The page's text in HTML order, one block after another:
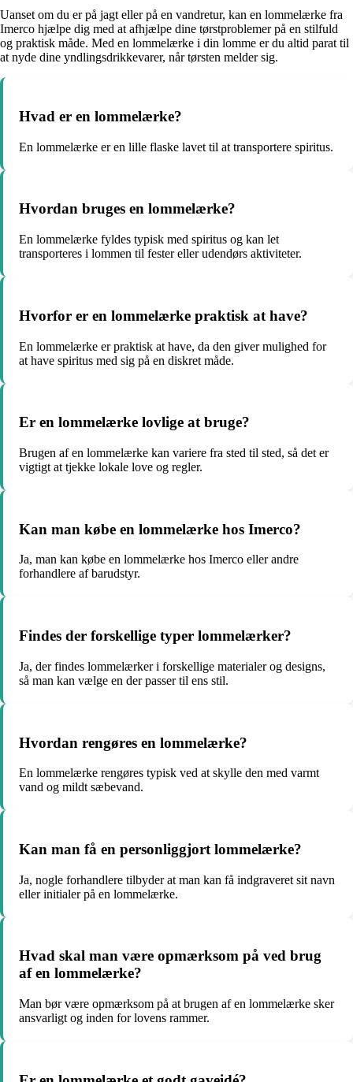
Uanset om du er på jagt eller på en vandretur, kan en lommelærke fra
Imerco hjælpe dig med at afhjælpe dine tørstproblemer på en stilfuld
og praktisk måde. Med en lommelærke i din lomme er du altid parat til
at nyde dine yndlingsdrikkevarer, når tørsten melder sig.
Hvad er en lommelærke?
En lommelærke er en lille flaske lavet til at transportere spiritus.
Hvordan bruges en lommelærke?
En lommelærke fyldes typisk med spiritus og kan let
transporteres i lommen til fester eller udendørs aktiviteter.
Hvorfor er en lommelærke praktisk at have?
En lommelærke er praktisk at have, da den giver mulighed for
at have spiritus med sig på en diskret måde.
Er en lommelærke lovlige at bruge?
Brugen af en lommelærke kan variere fra sted til sted, så det er
vigtigt at tjekke lokale love og regler.
Kan man købe en lommelærke hos Imerco?
Ja, man kan købe en lommelærke hos Imerco eller andre
forhandlere af barudstyr.
Findes der forskellige typer lommelærker?
Ja, der findes lommelærker i forskellige materialer og designs,
så man kan vælge en der passer til ens stil.
Hvordan rengøres en lommelærke?
En lommelærke rengøres typisk ved at skylle den med varmt
vand og mildt sæbevand.
Kan man få en personliggjort lommelærke?
Ja, nogle forhandlere tilbyder at man kan få indgraveret sit navn
eller initialer på en lommelærke.
Hvad skal man være opmærksom på ved brug
af en lommelærke?
Man bør være opmærksom på at brugen af en lommelærke sker
ansvarligt og inden for lovens rammer.